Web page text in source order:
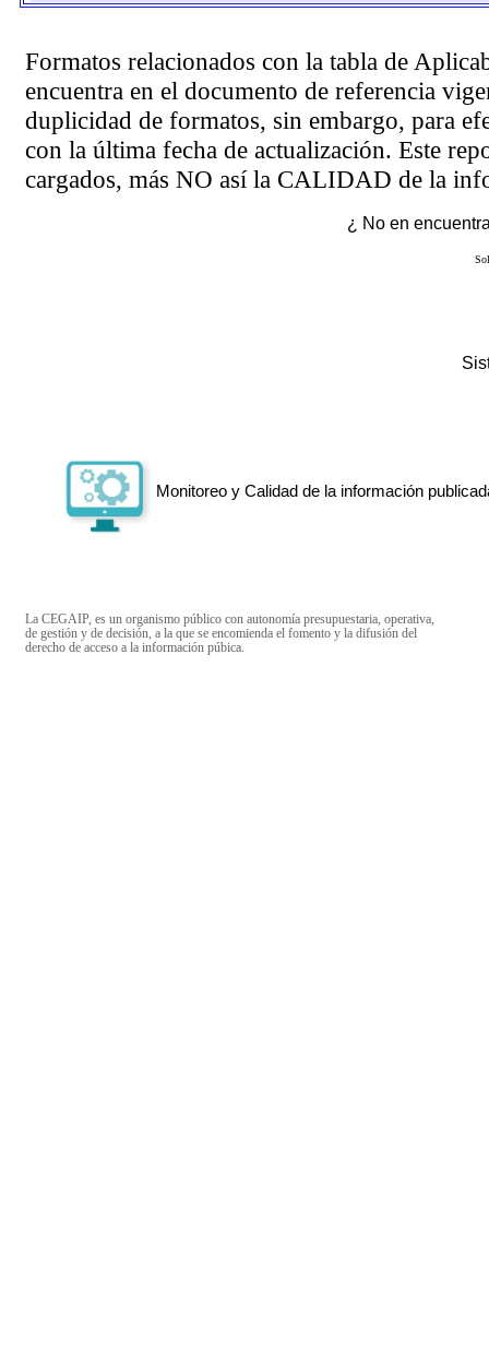
Formatos relacionados con la tabla de
encuentra en el documento de referencia
duplicidad de formatos, sin embargo, para
con la última fecha de actualización. Este
cargados, más NO así la CALIDAD de la
¿ No en
Monitoreo y Calidad de la información
La CEGAIP, es un organismo público con autonomía presupuestaria, operativa,
de gestión y de decisión, a la que se encomienda el fomento y la difusión del
derecho de acceso a la información púbica.